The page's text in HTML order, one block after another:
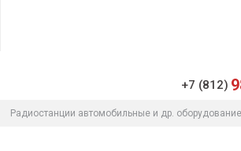
+7 (812)
Радиостанции автомобильные и др.